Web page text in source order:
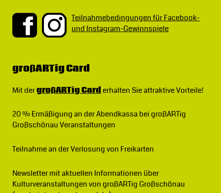
Teilnahmebedingungen für Facebook-
und Instagram-Gewinnspiele
großARTig Card
Mit dergroßARTig Carderhalten Sie attraktive Vorteile!
20 % Ermäßigungan der Abendkassa bei großARTig
Großschönau Veranstaltungen
Teilnahme an der Verlosung von Freikarten
Newslettermit aktuellen Informationen über
Kulturveranstaltungen von großARTig Großschönau